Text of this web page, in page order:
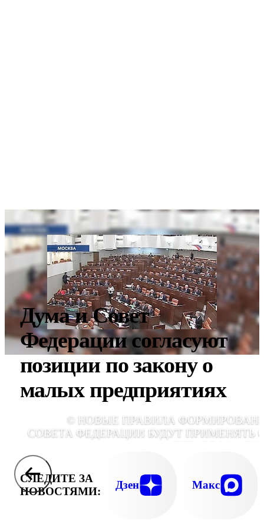
Дума и Совет
Федерации согласуют
позиции по закону о
малых предприятиях
© НОВЫЕ ПРАВИЛА
СОВЕТА ФЕДЕРАЦИИ БУДУТ ПРИМЕНЯТЬ
СЛЕДИТЕ ЗА
НОВОСТЯМИ:
Дзен Макс